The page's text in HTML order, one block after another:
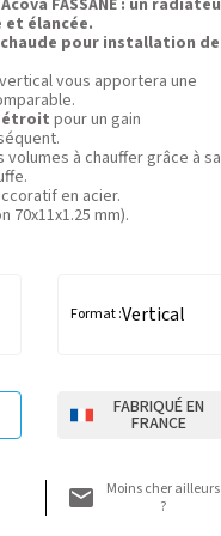
FASSANE : un
et élancée.
pour installation de
vous apportera une
étroit pour un gain
à chauffer grâce à sa
en acier.
70x11x1.25 mm).
1278W à ∆T50
Épaisseur installé 7,1 cm.
Format :Vertical
FABRIQUÉ EN
FRANCE
Moins cher ailleurs
?